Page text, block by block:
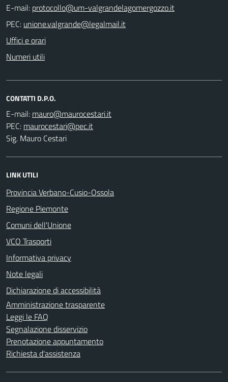
E-mail:
PEC:
Uffici e orari
Numeri utili
CONTATTI D.P.O.
E-mail:
PEC:
Sig. Mauro Cestari
LINK UTILI
Provincia Verbano-Cusio-Ossola
Regione Piemonte
Comuni dell'Unione
VCO Trasporti
Informativa privacy
Note legali
Dichiarazione di accessibilità
Amministrazione trasparente
Leggi le FAQ
Segnalazione disservizio
Prenotazione appuntamento
Richiesta d'assistenza